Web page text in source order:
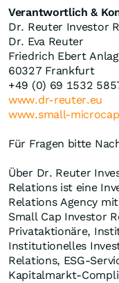
Verantwortlich &
Dr. Reuter Investor
Dr. Eva Reuter
Friedrich Ebert
60327 Frankfurt
+49 (0) 69 1532
www.dr-reuter.eu
www.small-
Für Fragen bitte
Über Dr. Reuter
Relations ist eine
Relations Agency
Small Cap Investor
Privataktionäre,
Institutionelles
Relations, ESG-
Kapitalmarkt-